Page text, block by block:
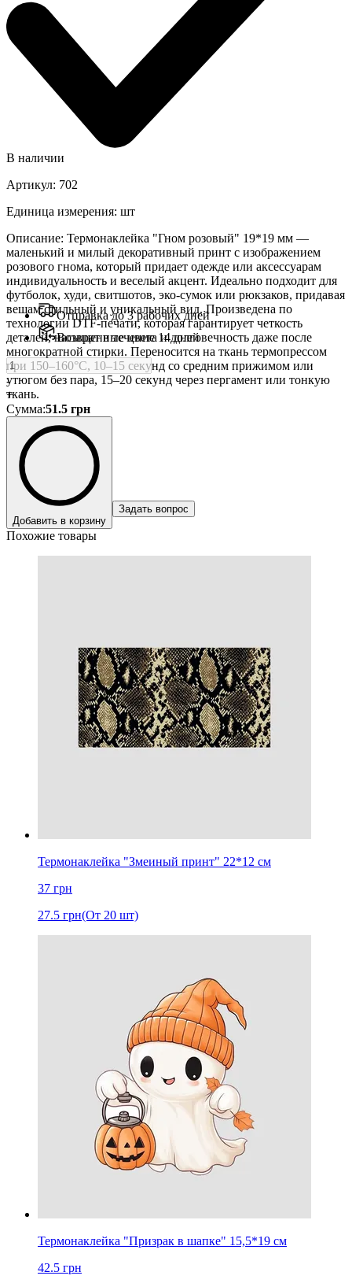
В наличии
Артикул: 702
Единица измерения: шт
Описание: Термонаклейка "Гном розовый" 19*19 мм —
маленький и милый декоративный принт с изображением
розового гнома, который придает одежде или аксессуарам
индивидуальность и веселый акцент. Идеально подходит для
футболок, худи, свитшотов, эко-сумок или рюкзаков, придавая
вещам стильный и уникальный вид. Произведена по
технологии DTF-печати, которая гарантирует четкость
деталей, насыщенные цвета и долговечность даже после
многократной стирки. Переносится на ткань термопрессом
при 150–160°C, 10–15 секунд со средним прижимом или
утюгом без пара, 15–20 секунд через пергамент или тонкую
ткань.
Отправка до 3 рабочих дней
Возврат в течение 14 дней
-
+
Сумма:51.5 грн
Добавить в корзину
Задать вопрос
Похожие товары
Термонаклейка "Змеиный принт" 22*12 см
37 грн
27.5 грн(От 20 шт)
Термонаклейка "Призрак в шапке" 15,5*19 cм
42.5 грн